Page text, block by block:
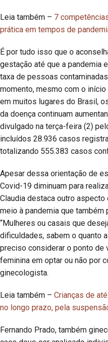
Leia também – 7
prática em tempos de
É por tudo isso que o
gestação até que a pandemia
taxa de pessoas
momento, mesmo com o
em muitos lugares do Brasil,
da doença continuam
divulgado na terça-feira (2)
incluídos 28.936 casos
totalizando 555.383 casos
Apesar dessa orientação de
Covid-19 diminuam para
Claudia destaca outro
meio à pandemia que
“Mulheres ou casais que
dificuldades, sabem o quanto
preciso considerar o ponto de
feminina em optar ou não por
ginecologista.
Leia também – Crianças de
no longo prazo, pela
Fernando Prado, também